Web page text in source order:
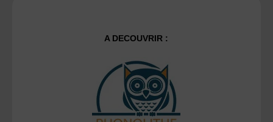
A DECOUVRIR :